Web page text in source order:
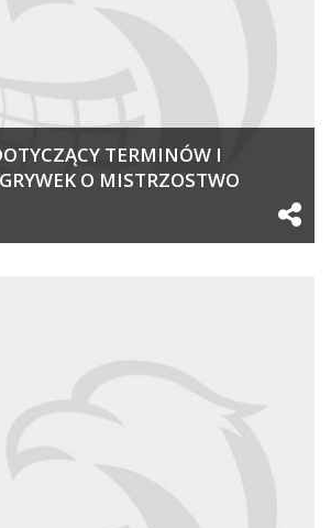
TERMINÓW I
O MISTRZOSTWO
W KATEGORIACH